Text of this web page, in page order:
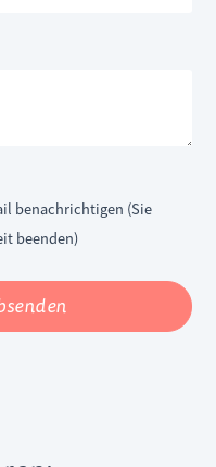
benachrichtigen (Sie
beenden)